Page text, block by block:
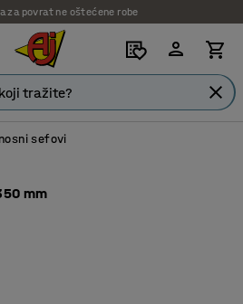
za povrat ne oštećene robe
7 godina garancije
sefovi
mm